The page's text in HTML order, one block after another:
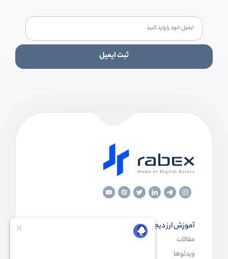
ثبت ایمیل
آموزش ارز دیجیتال
مقالات
ویدئوها